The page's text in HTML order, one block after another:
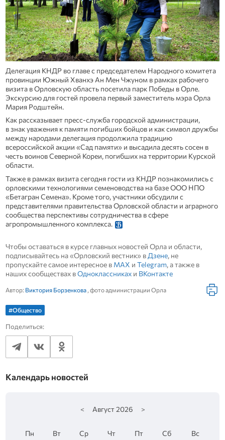
Делегация КНДР во главе с председателем Народного комитета
провинции Южный Хванхэ Ан Мен Чжуном в рамках рабочего
визита в Орловскую область посетила парк Победы в Орле.
Экскурсию для гостей провела первый заместитель мэра Орла
Мария Родштейн.
Как рассказывает пресс-служба городской администрации,
в знак уважения к памяти погибших бойцов и как символ дружбы
между народами делегация продолжила традицию
всероссийской акции «Сад памяти» и высадила десять сосен в
честь воинов Северной Кореи, погибших на территории Курской
области.
Также в рамках визита сегодня гости из КНДР познакомились с
орловскими технологиями семеноводства на базе ООО НПО
«Бетагран Семена». Кроме того, участники обсудили с
представителями правительства Орловской области и аграрного
сообщества перспективы сотрудничества в сфере
агропромышленного комплекса.
Чтобы оставаться в курсе главных новостей Орла и области,
подписывайтесь на «Орловский вестник» в Дзене, не
пропускайте самое интересное в MAX и Telegram, а также в
наших сообществах вОдноклассникахи ВКонтакте
Автор: Виктория Борзенкова, фото администрации Орла
#Общество
Поделиться:
Календарь новостей
< Август 2026 >
Пн Вт Ср Чт Пт Сб
Вс